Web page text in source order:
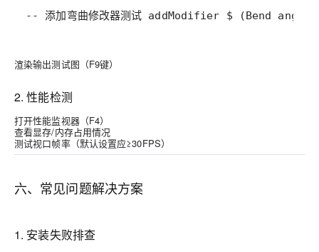
-- 添加弯曲修改器测试 addModifier $ (Bend
渲染输出测试图（F9键）
2. 性能检测
打开性能监视器（F4）
查看显存/内存占用情况
测试视口帧率（默认设置应≥30FPS）
六、常见问题解决方案
1. 安装失败排查